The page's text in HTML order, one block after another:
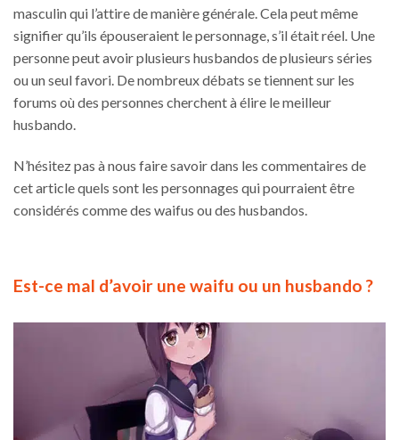
masculin qui l’attire de manière générale. Cela peut même
signifier qu’ils épouseraient le personnage, s’il était réel. Une
personne peut avoir plusieurs husbandos de plusieurs séries
ou un seul favori. De nombreux débats se tiennent sur les
forums où des personnes cherchent à élire le meilleur
husbando.
N’hésitez pas à nous faire savoir dans les commentaires de
cet article quels sont les personnages qui pourraient être
considérés comme des waifus ou des husbandos.
Est-ce mal d’avoir une waifu ou un husbando ?